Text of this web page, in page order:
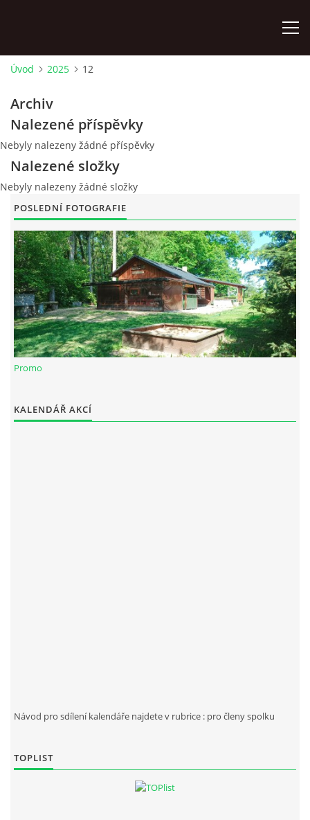
AKTUÁLNĚ
HISTORIE CHATY
VODNÍ TRKAČ
KRONIKA
FOTOALBUM
RAJČE FOTOGALERIE
ARCHIV
Spolek Chotiváci
WebSlice
Úvod 2025 12
Archiv
Nalezené příspěvky
Nebyly nalezeny žádné příspěvky
Nalezené složky
Nebyly nalezeny žádné složky
POSLEDNÍ FOTOGRAFIE
Promo
KALENDÁŘ AKCÍ
Návod pro sdílení kalendáře najdete v rubrice : pro členy spolku
TOPLIST